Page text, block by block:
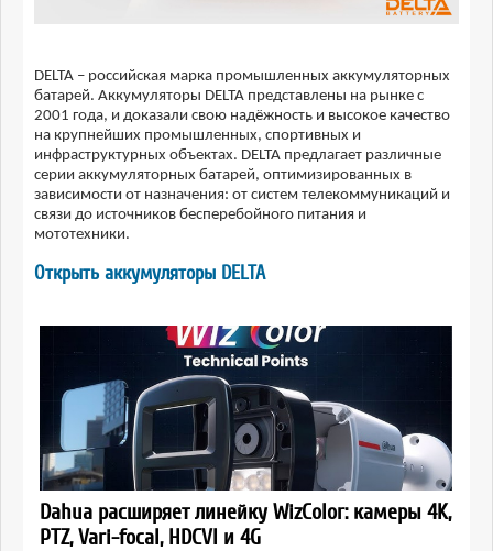
DELTA – российская марка промышленных аккумуляторных
батарей. Аккумуляторы DELTA представлены на рынке с
2001 года, и доказали свою надёжность и высокое качество
на крупнейших промышленных, спортивных и
инфраструктурных объектах. DELTA предлагает различные
серии аккумуляторных батарей, оптимизированных в
зависимости от назначения: от систем телекоммуникаций и
связи до источников бесперебойного питания и
мототехники.
Открыть аккумуляторы DELTA
Dahua расширяет линейку WizColor: камеры 4K,
PTZ, Vari-focal, HDCVI и 4G